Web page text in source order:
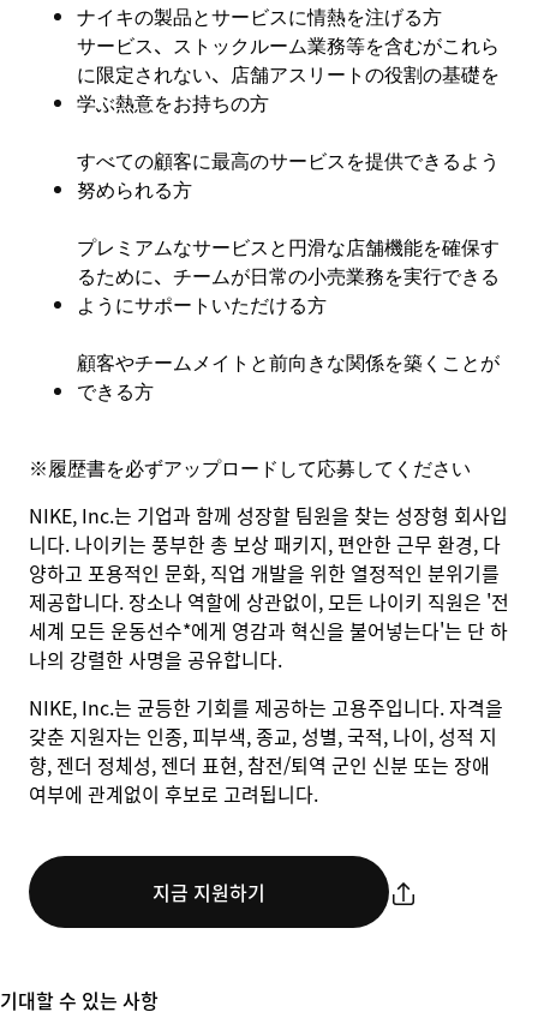
ナイキの製品とサービスに情熱を注げる方
サービス、ストックルーム業務等を含むがこれら
に限定されない、店舗アスリートの役割の基礎を
学ぶ熱意をお持ちの方
すべての顧客に最高のサービスを提供できるよう
努められる方
プレミアムなサービスと円滑な店舗機能を確保す
るために、チームが日常の小売業務を実行できる
ようにサポートいただける方
顧客やチームメイトと前向きな関係を築くことが
できる方
※履歴書を必ずアップロードして応募してください
NIKE, Inc.는 기업과 함께 성장할 팀원을 찾는 성장형 회사입
니다. 나이키는 풍부한 총 보상 패키지, 편안한 근무 환경, 다
양하고 포용적인 문화, 직업 개발을 위한 열정적인 분위기를
제공합니다. 장소나 역할에 상관없이, 모든 나이키 직원은 '전
세계 모든 운동선수*에게 영감과 혁신을 불어넣는다'는 단 하
나의 강렬한 사명을 공유합니다.
NIKE, Inc.는 균등한 기회를 제공하는 고용주입니다. 자격을
갖춘 지원자는 인종, 피부색, 종교, 성별, 국적, 나이, 성적 지
향, 젠더 정체성, 젠더 표현, 참전/퇴역 군인 신분 또는 장애
여부에 관계없이 후보로 고려됩니다.
지금 지원하기
기대할 수 있는 사항